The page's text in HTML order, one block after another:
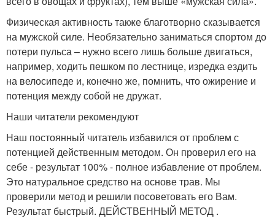
Физическая активность также благотворно сказывается
на мужской силе. Необязательно заниматься спортом до
потери пульса – нужно всего лишь больше двигаться,
например, ходить пешком по лестнице, изредка ездить
на велосипеде и, конечно же, помнить, что ожирение и
потенция между собой не дружат.
Наши читатели рекомендуют
Наш постоянный читатель избавился от проблем с
потенцией действенным методом. Он проверил его на
себе - результат 100% - полное избавление от проблем.
Это натуральное средство на основе трав. Мы
проверили метод и решили посоветовать его Вам.
Результат быстрый. ДЕЙСТВЕННЫЙ МЕТОД .